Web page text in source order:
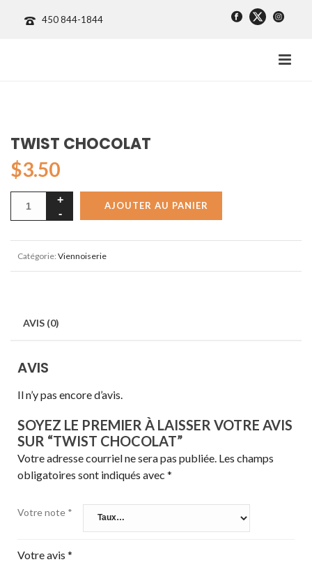
450 844-1844
TWIST CHOCOLAT
$3.50
AJOUTER AU PANIER
Catégorie: Viennoiserie
AVIS (0)
AVIS
Il n’y pas encore d’avis.
SOYEZ LE PREMIER À LAISSER VOTRE AVIS
SUR “TWIST CHOCOLAT”
Votre adresse courriel ne sera pas publiée. Les champs
obligatoires sont indiqués avec *
Votre note *
Votre avis *